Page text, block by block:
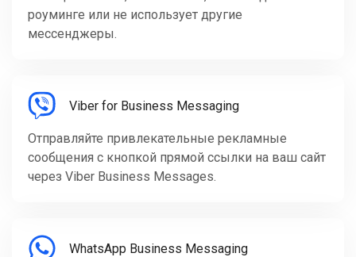
роуминге или не использует другие
мессенджеры.
Viber for Business Messaging
Отправляйте привлекательные рекламные
сообщения с кнопкой прямой ссылки на ваш сайт
через Viber Business Messages.
WhatsApp Business Messaging